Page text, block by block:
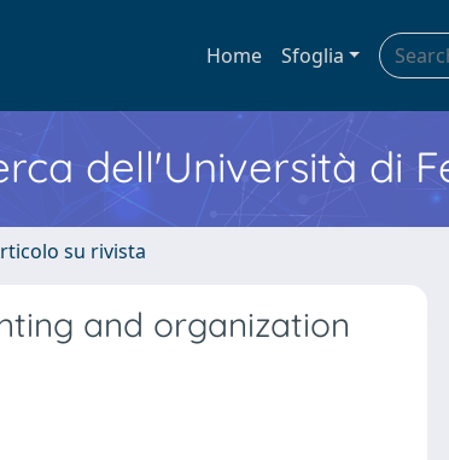
Home Sfoglia
dell'Università di
su rivista
and organization